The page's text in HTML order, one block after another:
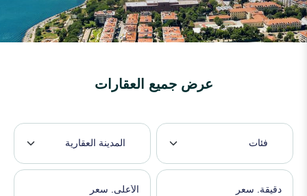
عرض جميع العقارات
فئات المدينة العقارية